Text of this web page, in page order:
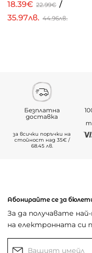
18.39€ 22.99€ /
35.97лв. 44.96лв.
Безплатна
доставка
за всички поръчки на
стойност над 35€ /
68.45 лв.
Абонирайте се за
За да получавате
на електронната си